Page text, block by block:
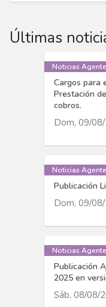
Últimas
Noticias
Cargos para
Prestación
cobros.
Dom, 09/
Noticias
Publicación
Dom, 09/
Noticias
Publicación
2025 en
Sáb, 08/08/